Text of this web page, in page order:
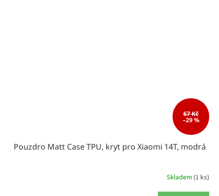
67 Kč
–29 %
Pouzdro Matt Case TPU, kryt pro Xiaomi 14T, modrá
Skladem (1 ks)